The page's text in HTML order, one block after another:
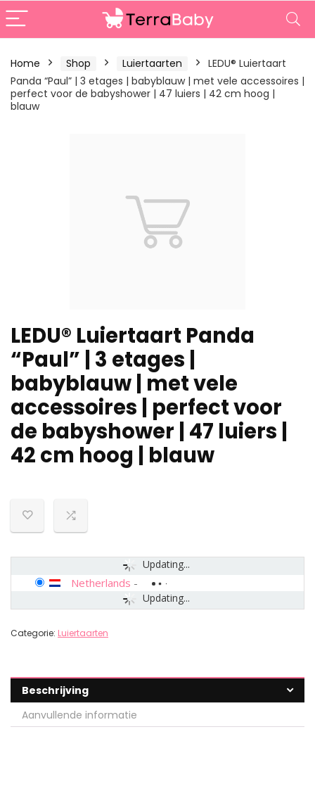
Home Shop Luiertaarten
LEDU® Luiertaart
Panda “Paul” | 3 etages | babyblauw | met vele accessoires |
perfect voor de babyshower | 47 luiers | 42 cm hoog |
blauw
LEDU® Luiertaart Panda
“Paul” | 3 etages |
babyblauw | met vele
accessoires | perfect voor
de babyshower | 47 luiers |
42 cm hoog | blauw
Updating...
Updating...
Netherlands -
Categorie: Luiertaarten
Beschrijving
Aanvullende informatie